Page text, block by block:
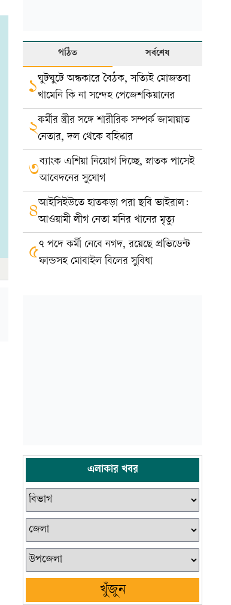
পঠিত সর্বশেষ
১ঘুটঘুটে অন্ধকারে বৈঠক, সত্যিই মোজতবা
খামেনি কি না সন্দেহ পেজেশকিয়ানের
২কর্মীর স্ত্রীর সঙ্গে শারীরিক সম্পর্ক জামায়াত
নেতার, দল থেকে বহিষ্কার
৩ব্যাংক এশিয়া নিয়োগ দিচ্ছে, স্নাতক পাসেই
আবেদনের সুযোগ
৪আইসিইউতে হাতকড়া পরা ছবি ভাইরাল:
আওয়ামী লীগ নেতা মনির খানের মৃত্যু
৫৭ পদে কর্মী নেবে নগদ, রয়েছে প্রভিডেন্ট
ফান্ডসহ মোবাইল বিলের সুবিধা
এলাকার খবর
খুঁজুন